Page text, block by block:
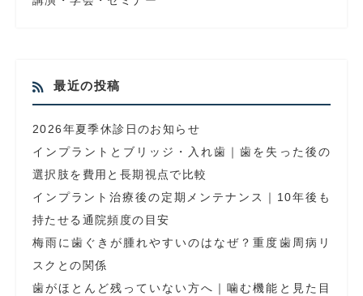
最近の投稿
2026年夏季休診日のお知らせ
インプラントとブリッジ・入れ歯｜歯を失った後の
選択肢を費用と長期視点で比較
インプラント治療後の定期メンテナンス｜10年後も
持たせる通院頻度の目安
梅雨に歯ぐきが腫れやすいのはなぜ？重度歯周病リ
スクとの関係
歯がほとんど残っていない方へ｜噛む機能と見た目